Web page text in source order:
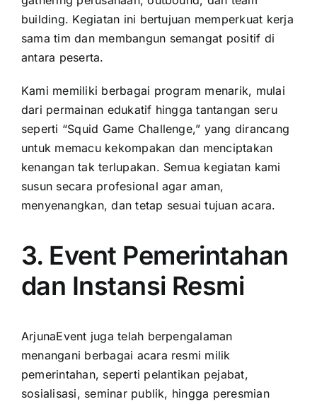
building. Kegiatan ini bertujuan memperkuat kerja
sama tim dan membangun semangat positif di
antara peserta.
Kami memiliki berbagai program menarik, mulai
dari permainan edukatif hingga tantangan seru
seperti “Squid Game Challenge,” yang dirancang
untuk memacu kekompakan dan menciptakan
kenangan tak terlupakan. Semua kegiatan kami
susun secara profesional agar aman,
menyenangkan, dan tetap sesuai tujuan acara.
3. Event Pemerintahan
dan Instansi Resmi
ArjunaEvent juga telah berpengalaman
menangani berbagai acara resmi milik
pemerintahan, seperti pelantikan pejabat,
sosialisasi, seminar publik, hingga peresmian